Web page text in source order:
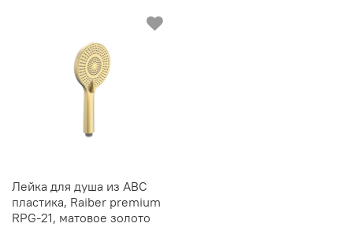
Лейка для душа из АBC
пластика, Raiber premium
RPG-21, матовое золото